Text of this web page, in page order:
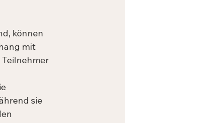
können
mit
sie